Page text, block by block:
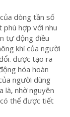
dòng tần số
phù hợp với nhu
tự động điều
khí của người
được tạo ra
hóa hoàn
người dùng
là, nhờ nguyên
thể được tiết